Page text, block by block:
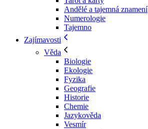
Andělé a tajemná znamení
Numerologie
Tajemno
Zajímavosti
Věda
Biologie
Ekologie
Fyzika
Geografie
Historie
Chemie
Jazykověda
Vesmír